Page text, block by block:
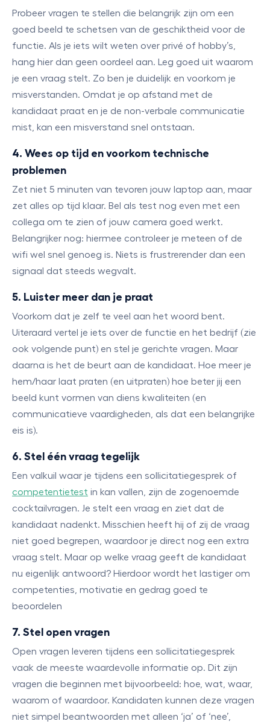
Probeer vragen te stellen die belangrijk zijn om een
goed beeld te schetsen van de geschiktheid voor de
functie. Als je iets wilt weten over privé of hobby’s,
hang hier dan geen oordeel aan. Leg goed uit waarom
je een vraag stelt. Zo ben je duidelijk en voorkom je
misverstanden. Omdat je op afstand met de
kandidaat praat en je de non-verbale communicatie
mist, kan een misverstand snel ontstaan.
4. Wees op tijd en voorkom technische
problemen
Zet niet 5 minuten van tevoren jouw laptop aan, maar
zet alles op tijd klaar. Bel als test nog even met een
collega om te zien of jouw camera goed werkt.
Belangrijker nog: hiermee controleer je meteen of de
wifi wel snel genoeg is. Niets is frustrerender dan een
signaal dat steeds wegvalt.
5. Luister meer dan je praat
Voorkom dat je zelf te veel aan het woord bent.
Uiteraard vertel je iets over de functie en het bedrijf (zie
ook volgende punt) en stel je gerichte vragen. Maar
daarna is het de beurt aan de kandidaat. Hoe meer je
hem/haar laat praten (en uitpraten) hoe beter jij een
beeld kunt vormen van diens kwaliteiten (en
communicatieve vaardigheden, als dat een belangrijke
eis is).
6. Stel één vraag tegelijk
Een valkuil waar je tijdens een sollicitatiegesprek of
competentietest in kan vallen, zijn de zogenoemde
cocktailvragen. Je stelt een vraag en ziet dat de
kandidaat nadenkt. Misschien heeft hij of zij de vraag
niet goed begrepen, waardoor je direct nog een extra
vraag stelt. Maar op welke vraag geeft de kandidaat
nu eigenlijk antwoord? Hierdoor wordt het lastiger om
competenties, motivatie en gedrag goed te
beoordelen
7. Stel open vragen
Open vragen leveren tijdens een sollicitatiegesprek
vaak de meeste waardevolle informatie op. Dit zijn
vragen die beginnen met bijvoorbeeld: hoe, wat, waar,
waarom of waardoor. Kandidaten kunnen deze vragen
niet simpel beantwoorden met alleen ‘ja’ of ‘nee’,